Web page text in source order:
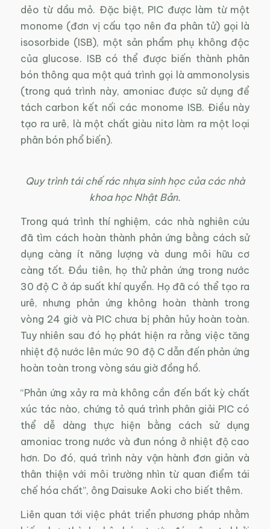
dẻo từ dầu mỏ. Đặc biệt, PIC được làm từ một
monome (đơn vị cấu tạo nên đa phân tử) gọi là
isosorbide (ISB), một sản phẩm phụ không độc
của glucose. ISB có thể được biến thành phân
bón thông qua một quá trình gọi là ammonolysis
(trong quá trình này, amoniac được sử dụng để
tách carbon kết nối các monome ISB. Điều này
tạo ra urê, là một chất giàu nitơ làm ra một loại
phân bón phổ biến).
Quy trình tái chế rác nhựa sinh học của các nhà
khoa học Nhật Bản.
Trong quá trình thí nghiệm, các nhà nghiên cứu
đã tìm cách hoàn thành phản ứng bằng cách sử
dụng càng ít năng lượng và dung môi hữu cơ
càng tốt. Đầu tiên, họ thử phản ứng trong nước
30 độ C ở áp suất khí quyển. Họ đã có thể tạo ra
urê, nhưng phản ứng không hoàn thành trong
vòng 24 giờ và PIC chưa bị phân hủy hoàn toàn.
Tuy nhiên sau đó họ phát hiện ra rằng việc tăng
nhiệt độ nước lên mức 90 độ C dẫn đến phản ứng
hoàn toàn trong vòng sáu giờ đồng hồ.
“Phản ứng xảy ra mà không cần đến bất kỳ chất
xúc tác nào, chứng tỏ quá trình phân giải PIC có
thể dễ dàng thực hiện bằng cách sử dụng
amoniac trong nước và đun nóng ở nhiệt độ cao
hơn. Do đó, quá trình này vận hành đơn giản và
thân thiện với môi trường nhìn từ quan điểm tái
chế hóa chất”, ông Daisuke Aoki cho biết thêm.
Liên quan tới việc phát triển phương pháp nhằm